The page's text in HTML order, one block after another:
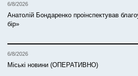
6/8/2026
Анатолій Бондаренко проінспектував
бір»
6/8/2026
Міські новини (ОПЕРАТИВНО)